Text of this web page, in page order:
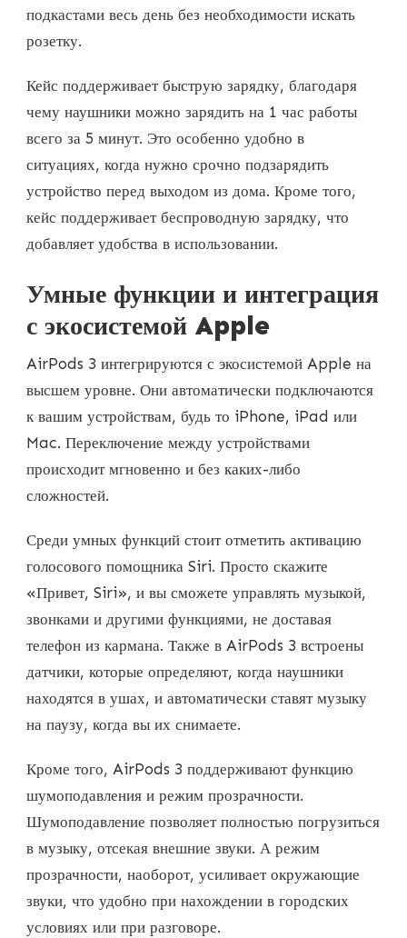
подкастами весь день без необходимости искать
розетку.
Кейс поддерживает быструю зарядку, благодаря
чему наушники можно зарядить на 1 час работы
всего за 5 минут. Это особенно удобно в
ситуациях, когда нужно срочно подзарядить
устройство перед выходом из дома. Кроме того,
кейс поддерживает беспроводную зарядку, что
добавляет удобства в использовании.
Умные функции и интеграция
с экосистемой Apple
AirPods 3 интегрируются с экосистемой Apple на
высшем уровне. Они автоматически подключаются
к вашим устройствам, будь то iPhone, iPad или
Mac. Переключение между устройствами
происходит мгновенно и без каких-либо
сложностей.
Среди умных функций стоит отметить активацию
голосового помощника Siri. Просто скажите
«Привет, Siri», и вы сможете управлять музыкой,
звонками и другими функциями, не доставая
телефон из кармана. Также в AirPods 3 встроены
датчики, которые определяют, когда наушники
находятся в ушах, и автоматически ставят музыку
на паузу, когда вы их снимаете.
Кроме того, AirPods 3 поддерживают функцию
шумоподавления и режим прозрачности.
Шумоподавление позволяет полностью погрузиться
в музыку, отсекая внешние звуки. А режим
прозрачности, наоборот, усиливает окружающие
звуки, что удобно при нахождении в городских
условиях или при разговоре.